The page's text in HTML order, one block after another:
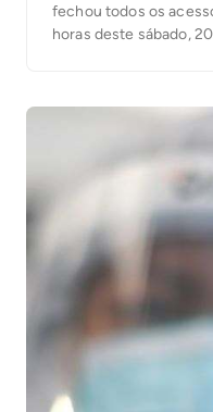
fechou todos os
horas deste sábado,
fechamento ocorrerá